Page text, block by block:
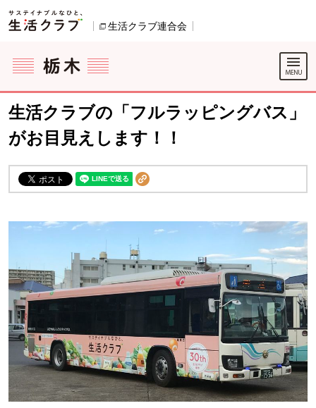
ページの先頭です。
生活クラブ連合会
ここからサイト内共通メニューです。
サイト内共通メニューをスキップする
サイト内共通メニューここまで。
生活クラブの「フルラッピングバス」
がお目見えします！！